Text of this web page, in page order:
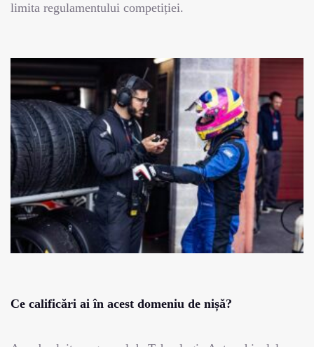
limita regulamentului competiției.
Ce calificări ai în acest domeniu de nișă?